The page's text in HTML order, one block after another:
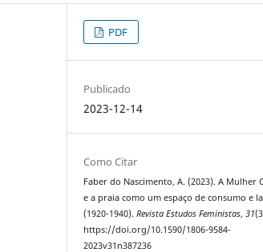
PDF
Publicado
2023-12-14
Como Citar
Faber do Nascimento, A. (2023). A Mulher
e a praia como um espaço de consumo e
(1920-1940).Revista Estudos Feministas,31
https://doi.org/10.1590/1806-9584-
2023v31n387236